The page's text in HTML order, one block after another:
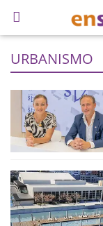
URBANISMO